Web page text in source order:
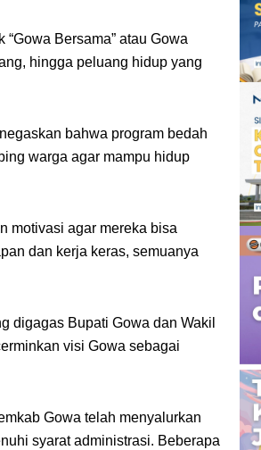
Bersama” atau Gowa
hingga peluang hidup yang
bahwa program bedah
warga agar mampu hidup
motivasi agar mereka bisa
dan kerja keras, semuanya
digagas Bupati Gowa dan Wakil
visi Gowa sebagai
Gowa telah menyalurkan
syarat administrasi. Beberapa